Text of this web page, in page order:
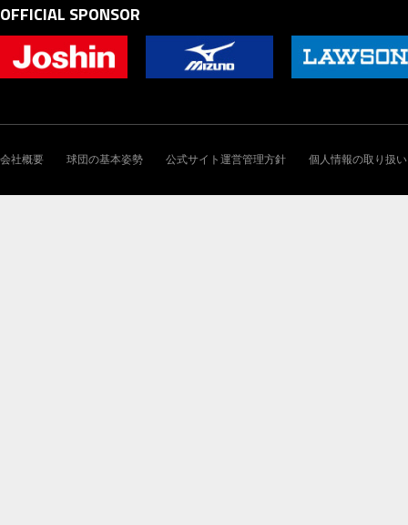
OFFICIAL SPONSOR
会社概要 球団の基本姿勢 公式サイト運営管理方針 個人情報の取り扱い